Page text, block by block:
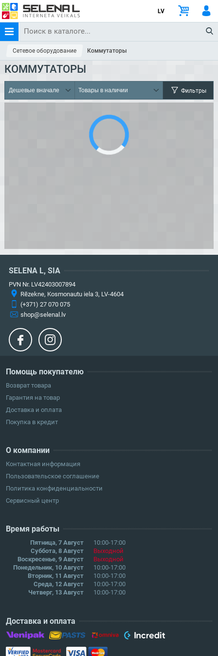
LV
Сетевое оборудование Коммутаторы
КОММУТАТОРЫ
Фильтры
Помощь покупателю
Возврат товара
Гарантия на товар
Доставка и оплата
Покупка в кредит
О компании
Контактная информация
Пользовательское соглашение
Политика конфиденциальности
Сервисный центр
Время работы
Пятница, 7 Август
10:00-17:00
Суббота, 8 Август
Выходной
Воскресенье, 9 Август
Выходной
Понедельник, 10 Август
10:00-17:00
Вторник, 11 Август
10:00-17:00
Среда, 12 Август
10:00-17:00
Четверг, 13 Август
10:00-17:00
Доставка и оплата
SELENA L, SIA
PVN Nr. LV42403007894
Rēzekne, Kosmonautu iela 3, LV-4604
(+371) 27 070 075
shop@selenal.lv